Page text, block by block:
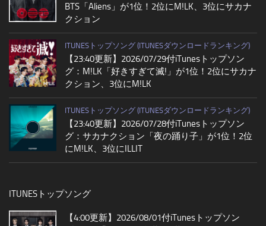
BTS「Aliens」が1位！2位にM!LK、3位にサカナ
クション
ITUNESトップソング (ITUNESダウンロードランキング)
【23:40更新】2026/07/29付iTunesトップソン
グ：M!LK「好きすぎて滅!」が1位！2位にサカナ
クション、3位にM!LK
ITUNESトップソング (ITUNESダウンロードランキング)
【23:40更新】2026/07/28付iTunesトップソン
グ：サカナクション「夜の踊り子」が1位！2位
にM!LK、3位にILLIT
ITUNESトップソング
【4:00更新】2026/08/01付iTunesトップソン